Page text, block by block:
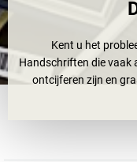
Kent u het
Handschriften die vaak
ontcijferen zijn en
Menigeen leest zich